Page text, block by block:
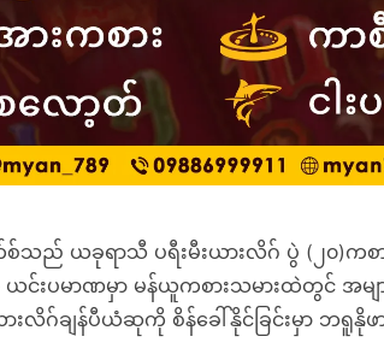
သည် ယခုရာသီ ပရီးမီးယားလိဂ် ပွဲ (၂၀)ကစ
ယင်းပမာဏမှာ မန်ယူကစားသမားထဲတွင် အမ
းလိဂ်ချန်ပီယံဆုကို စိန်ခေါ်နိုင်ခြင်းမှာ ဘရူနို